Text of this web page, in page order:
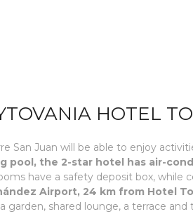
HOTEL
San Juan will be able to enjoy
pool, the 2-star hotel has air-
have a safety deposit box, while
Airport, 24 km from Hotel
garden, shared lounge, a terrace